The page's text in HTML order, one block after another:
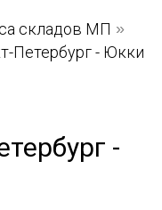
складов МП »
Петербург - Юкки
-